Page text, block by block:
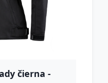
čierna -